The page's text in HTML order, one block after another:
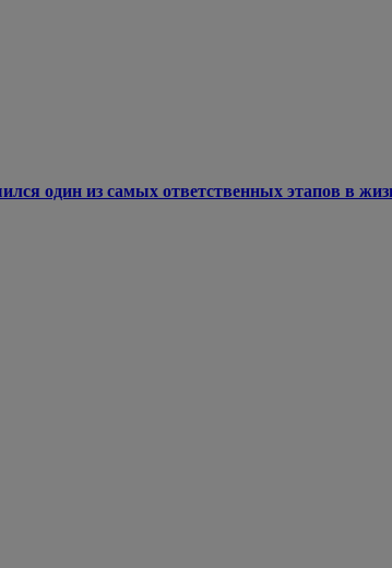
один из самых ответственных этапов в